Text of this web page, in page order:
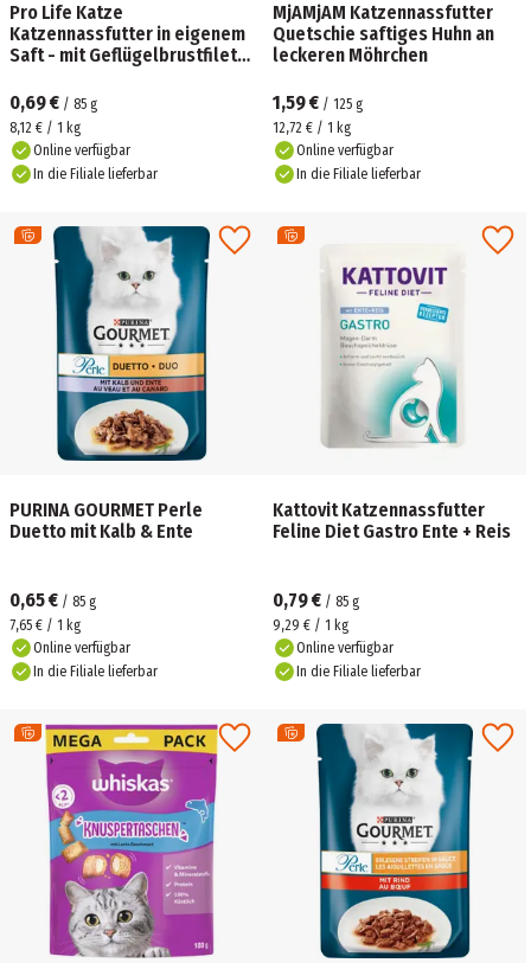
Pro Life Katze
Katzennassfutter in eigenem
Saft - mit Geflügelbrustfilet
0,69 € / 85 g
8,12 € / 1 kg
Online verfügbar
In die Filiale lieferbar
MjAMjAM Katzennassfutter
Quetschie saftiges Huhn an
leckeren Möhrchen
1,59 € / 125 g
12,72 € / 1 kg
Online verfügbar
In die Filiale lieferbar
PURINA GOURMET Perle
Duetto mit Kalb & Ente
0,65 € / 85 g
7,65 € / 1 kg
Online verfügbar
In die Filiale lieferbar
Kattovit Katzennassfutter
Feline Diet Gastro Ente + Reis
0,79 € / 85 g
9,29 € / 1 kg
Online verfügbar
In die Filiale lieferbar